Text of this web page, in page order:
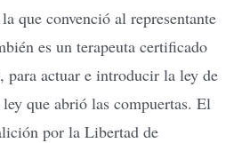
que convenció al representante
es un terapeuta certificado
para actuar e introducir la ley de
que abrió las compuertas. El
por la Libertad de